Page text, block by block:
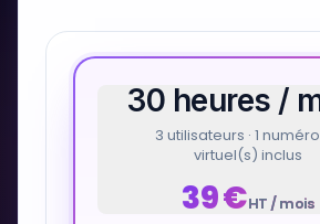
Offshoring Call Center au
Développement Applications
30 heures /
3 utilisateurs · 1
virtuel(s) inclus
39€HT / mois